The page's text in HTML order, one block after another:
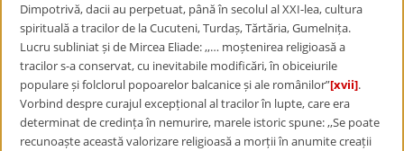
Dimpotrivă, dacii au perpetuat, până în secolul al XXI-lea, cultura
spirituală a tracilor de la Cucuteni, Turdaș, Tărtăria, Gumelnița.
Lucru subliniat și de Mircea Eliade: ,,… moștenirea religioasă a
tracilor s-a conservat, cu inevitabile modificări, în obiceiurile
populare și folclorul popoarelor balcanice și ale românilor”[xvii].
Vorbind despre curajul excepțional al tracilor în lupte, care era
determinat de credința în nemurire, marele istoric spune: ,,Se poate
recunoaște această valorizare religioasă a morții în anumite creații